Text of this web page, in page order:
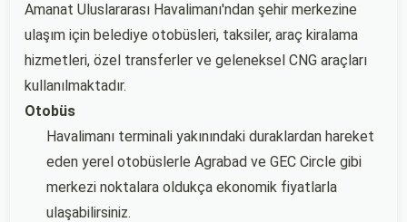
Amanat Uluslararası Havalimanı'ndan şehir merkezine
ulaşım için belediye otobüsleri, taksiler, araç kiralama
hizmetleri, özel transferler ve geleneksel CNG araçları
kullanılmaktadır.
Otobüs
Havalimanı terminali yakınındaki duraklardan hareket
eden yerel otobüslerle Agrabad ve GEC Circle gibi
merkezi noktalara oldukça ekonomik fiyatlarla
ulaşabilirsiniz.